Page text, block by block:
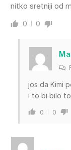
nitko sretniji od
0 0
jos da Kimi
i to bi bilo
0 0